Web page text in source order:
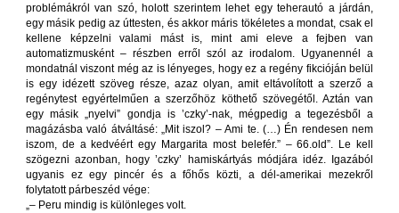
problémákról van szó, holott szerintem lehet egy teherautó a járdán,
egy másik pedig az úttesten, és akkor máris tökéletes a mondat, csak el
kellene képzelni valami mást is, mint ami eleve a fejben van
automatizmusként – részben erről szól az irodalom. Ugyanennél a
mondatnál viszont még az is lényeges, hogy ez a regény fikcióján belül
is egy idézett szöveg része, azaz olyan, amit eltávolított a szerző a
regénytest egyértelműen a szerzőhöz köthető szövegétől. Aztán van
egy másik „nyelvi” gondja is ’czky’-nak, mégpedig a tegezésből a
magázásba való átváltásé: „Mit iszol? – Ami te. (…) Én rendesen nem
iszom, de a kedvéért egy Margarita most belefér.” – 66.old”. Le kell
szögezni azonban, hogy ’czky’ hamiskártyás módjára idéz. Igazából
ugyanis ez egy pincér és a főhős közti, a dél-amerikai mezekről
folytatott párbeszéd vége:
„– Peru mindig is különleges volt.